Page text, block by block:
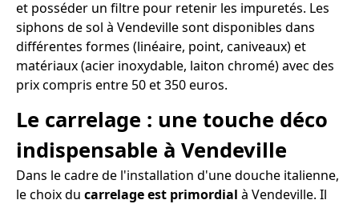
et posséder un filtre pour retenir les impuretés. Les
siphons de sol à Vendeville sont disponibles dans
différentes formes (linéaire, point, caniveaux) et
matériaux (acier inoxydable, laiton chromé) avec des
prix compris entre 50 et 350 euros.
Le carrelage : une touche déco
indispensable à Vendeville
Dans le cadre de l'installation d'une douche italienne,
le choix du carrelage est primordial à Vendeville. Il